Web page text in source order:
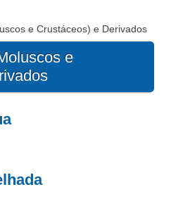
e Crustáceos) e Derivados
e